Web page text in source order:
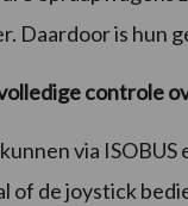
Daardoor is hun
controle
via
of de joystick